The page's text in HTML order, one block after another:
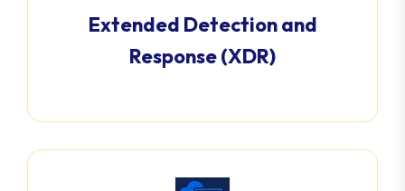
Extended Detection and
Response (XDR)